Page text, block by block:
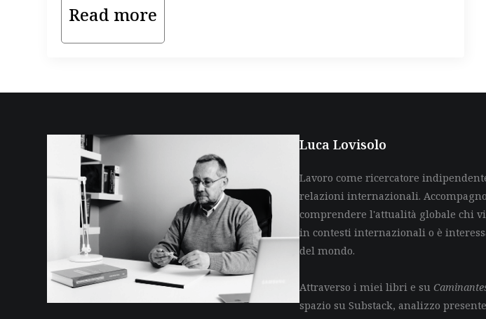
Read more
Luca Lovisolo
Lavoro come ricercatore
relazioni internazionali.
comprendere l'attualità globale chi
in contesti internazionali o è
del mondo.
Attraverso i miei libri e su
spazio su Substack, analizzo